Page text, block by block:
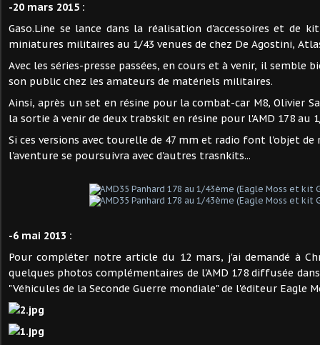
-20 mars 2015 :
Gaso.Line se lance dans la réalisation d'accessoires et de
miniatures militaires au 1/43 venues de chez De Agostini,
Avec les séries-presse passées, en cours et à venir, il semble
son public chez les amateurs de matériels militaires.
Ainsi, après un set en résine pour la combat-car M8, Olivier
la sortie à venir de deux trabskit en résine pour l'AMD 178 au
Si ces versions avec tourelle de 47 mm et radio font l'objet
l'aventure se poursuivra avec d'autres trasnkits...
-6 mai 2013 :
Pour compléter notre article du 12 mars, j'ai demandé à
quelques photos complémentaires de l'AMD 178 diffusée
"Véhicules de la Seconde Guerre mondiale" de l'éditeur Eagle